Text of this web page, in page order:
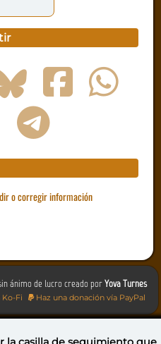
o corregir información
ánimo de lucro creado porYova Turnes
Fi Haz una donación vía PayPal